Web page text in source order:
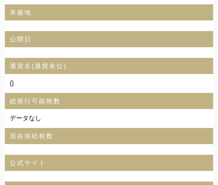
本拠地
公開日
通貨名(通貨単位)
()
総発行可能枚数
データなし
現在供給枚数
公式サイト